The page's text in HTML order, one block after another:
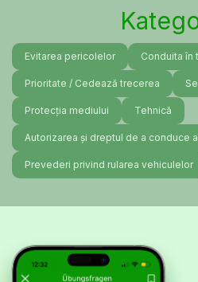
Evitarea pericolelor Conduita în
Prioritate / Cedează trecerea
Protecția mediului Tehnică
Autorizarea și dreptul de a conduce
Prevederi privind rularea vehiculelor